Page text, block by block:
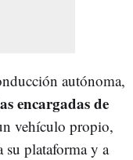
autónoma,
encargadas de
vehículo propio,
su plataforma y a